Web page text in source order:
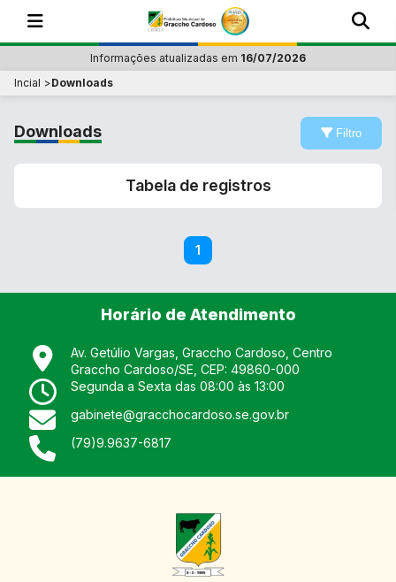
Informações atualizadas em 16/07/2026
Incial
Downloads
Downloads Filtro
Tabela de registros
1
Horário de Atendimento
Av. Getúlio Vargas, Graccho Cardoso, Centro
Graccho Cardoso/SE , CEP: 49860-000
Segunda a Sexta das 08:00 às 13:00
gabinete@gracchocardoso.se.gov.br
(79)9.9637-6817